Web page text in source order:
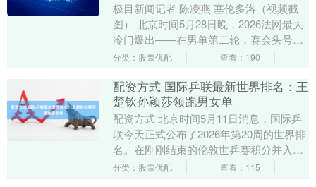
极目新闻记者 陈凌燕 塞伦多洛（视频截
图） 北京时间5月28日晚，2026法网最大
冷门爆出——在男单第二轮，赛会头号种
子、“世界第一”辛纳以6-3、6-2、5-....
分类：股票优配 查看：190
配资方式 国际乒联最新世界排名：王
楚钦孙颖莎领跑男女单
配资方式 北京时间5月11日消息，国际乒
联今天正式公布了2026年第20周的世界排
名。在刚刚结束的伦敦世乒赛积分并入
后，中国乒乓球队依然展现出强大的集团
分类：股票优配 查看：115